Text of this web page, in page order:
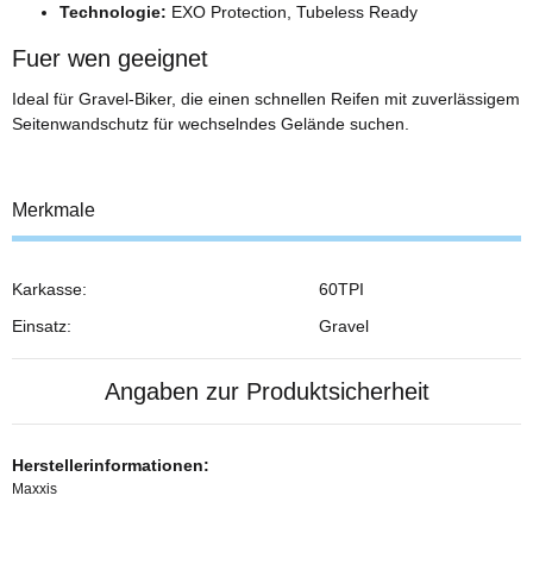
Technologie: EXO Protection, Tubeless Ready
Fuer wen geeignet
Ideal für Gravel-Biker, die einen schnellen Reifen mit zuverlässigem
Seitenwandschutz für wechselndes Gelände suchen.
Merkmale
Karkasse:
60TPI
Einsatz:
Gravel
Angaben zur Produktsicherheit
Herstellerinformationen:
Maxxis